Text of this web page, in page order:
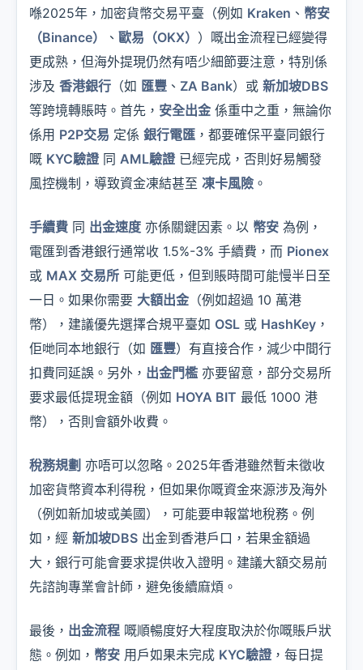
喺2025年，加密貨幣交易平臺（例如 Kraken 、 幣安
（Binance）
、 歐易（OKX） ）嘅出金流程已經變得
更成熟，但海外提現仍然有唔少細節要注意，特別係
涉及 香港銀行 （如 匯豐 、 ZA Bank）或 新加坡DBS
等跨境轉賬時。首先， 安全出金 係重中之重，無論你
係用 P2P交易 定係 銀行電匯 ，都要確保平臺同銀行
嘅 KYC驗證 同 AML驗證 已經完成，否則好易觸發
風控機制，導致資金凍結甚至 凍卡風險 。
手續費 同 出金速度 亦係關鍵因素。以 幣安 為例，
電匯到香港銀行通常收 1.5%-3% 手續費，而 Pionex
或 MAX 交易所 可能更低，但到賬時間可能慢半日至
一日。如果你需要 大額出金 （例如超過 10 萬港
幣），建議優先選擇合規平臺如 OSL 或 HashKey ，
佢哋同本地銀行（如 匯豐）有直接合作，減少中間行
扣費同延誤。另外， 出金門檻 亦要留意，部分交易所
要求最低提現金額（例如 HOYA BIT 最低 1000 港
幣），否則會額外收費。
稅務規劃 亦唔可以忽略。2025年香港雖然暫未徵收
加密貨幣資本利得稅，但如果你嘅資金來源涉及海外
（例如新加坡或美國），可能要申報當地稅務。例
如，經 新加坡DBS 出金到香港戶口，若果金額過
大，銀行可能會要求提供收入證明。建議大額交易前
先諮詢專業會計師，避免後續麻煩。
最後， 出金流程 嘅順暢度好大程度取決於你嘅賬戶狀
態。例如， 幣安 用戶如果未完成 KYC驗證 ，每日提